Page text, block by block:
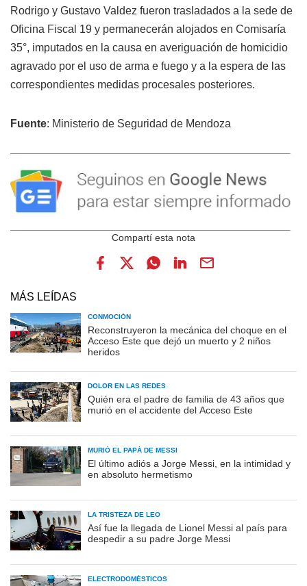
Rodrigo y Gustavo Valdez fueron trasladados a la sede de
Oficina Fiscal 19 y permanecerán alojados en Comisaría
35°, imputados en la causa en averiguación de homicidio
agravado por el uso de arma e fuego y a la espera de las
correspondientes medidas procesales posteriores.
Fuente: Ministerio de Seguridad de Mendoza
MÁS LEÍDAS
CONMOCIÓN
Reconstruyeron la mecánica del choque en el
Acceso Este que dejó un muerto y 2 niños
heridos
DOLOR EN LAS REDES
Quién era el padre de familia de 43 años que
murió en el accidente del Acceso Este
MURIÓ EL PAPÁ DE MESSI
El último adiós a Jorge Messi, en la intimidad y
en absoluto hermetismo
LA TRISTEZA DE LEO
Así fue la llegada de Lionel Messi al país para
despedir a su padre Jorge Messi
ELECTRODOMÉSTICOS